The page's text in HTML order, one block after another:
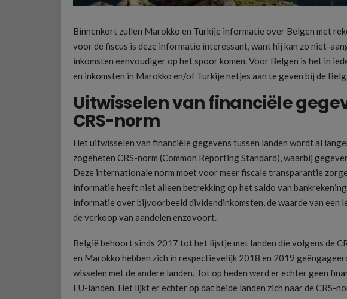
Binnenkort zullen Marokko en Turkije informatie over Belgen met
voor de fiscus is deze informatie interessant, want hij kan zo niet-
inkomsten eenvoudiger op het spoor komen. Voor Belgen is het in
en inkomsten in Marokko en/of Turkije netjes aan te geven bij de
Uitwisselen van financiële
CRS-norm
Het uitwisselen van financiële gegevens tussen landen wordt al
zogeheten CRS-norm (Common Reporting Standard), waarbij
Deze internationale norm moet voor meer fiscale transparantie
informatie heeft niet alleen betrekking op het saldo van
informatie over bijvoorbeeld dividendinkomsten, de waarde van een
de verkoop van aandelen enzovoort.
België behoort sinds 2017 tot het lijstje met landen die volgens de
en Marokko hebben zich in respectievelijk 2018 en 2019
wisselen met de andere landen. Tot op heden werd er echter geen
EU-landen. Het lijkt er echter op dat beide landen zich naar de CRS-